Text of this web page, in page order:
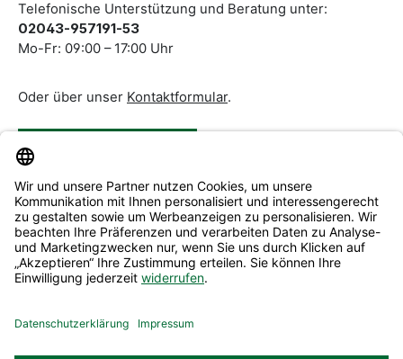
Telefonische Unterstützung und Beratung unter:
02043-957191-53
Mo-Fr: 09:00 – 17:00 Uhr
Oder über unser Kontaktformular.
Service & Beratung
Informationen